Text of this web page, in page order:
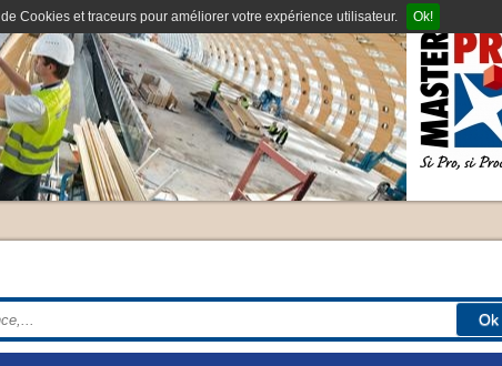
Cookies et traceurs pour améliorer votre expérience utilisateur. Ok!
Ok